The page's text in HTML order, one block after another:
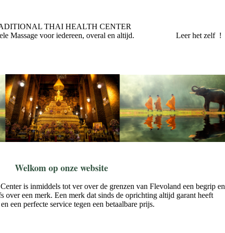
THAI HEALTH CENTER
voor iedereen, overal en altijd. Leer het zelf !
Welkom op onze website
is inmiddels tot ver over de grenzen van Flevoland een begrip en
over een merk. Een merk dat sinds de oprichting altijd garant heeft
een perfecte service tegen een betaalbare prijs.